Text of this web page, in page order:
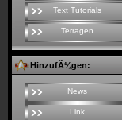
Text Tutorials
Terragen
HinzufÃ¼gen:
News
Link